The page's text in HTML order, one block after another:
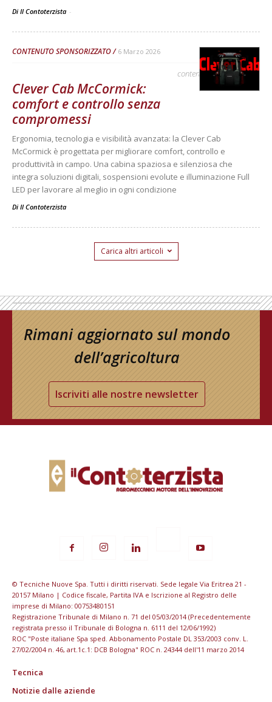
Di Il Contoterzista -
CONTENUTO SPONSORIZZATO 6 Marzo 2026
contenuto sponsorizzato
Clever Cab McCormick:
comfort e controllo senza
compromessi
Ergonomia, tecnologia e visibilità avanzata: la Clever Cab
McCormick è progettata per migliorare comfort, controllo e
produttività in campo. Una cabina spaziosa e silenziosa che
integra soluzioni digitali, sospensioni evolute e illuminazione Full
LED per lavorare al meglio in ogni condizione
Di Il Contoterzista
Carica altri articoli
Rimani aggiornato sul mondo
dell’agricoltura
Iscriviti alle nostre newsletter
© Tecniche Nuove Spa. Tutti i diritti riservati. Sede legale Via Eritrea 21 -
20157 Milano | Codice fiscale, Partita IVA e Iscrizione al Registro delle
imprese di Milano: 00753480151
Registrazione Tribunale di Milano n. 71 del 05/03/2014 (Precedentemente
registrata presso il Tribunale di Bologna n. 6111 del 12/06/1992)
ROC "Poste italiane Spa sped. Abbonamento Postale DL 353/2003 conv. L.
27/02/2004 n. 46, art.1c.1: DCB Bologna" ROC n. 24344 dell'11 marzo 2014
Tecnica
Notizie dalle aziende